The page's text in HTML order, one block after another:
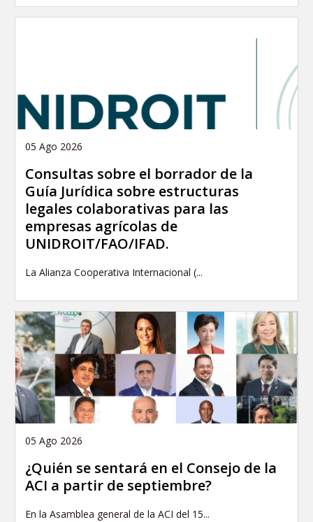
05 Ago 2026
Consultas sobre el borrador de la
Guía Jurídica sobre estructuras
legales colaborativas para las
empresas agrícolas de
UNIDROIT/FAO/IFAD.
La Alianza Cooperativa Internacional (...
05 Ago 2026
¿Quién se sentará en el Consejo de la
ACI a partir de septiembre?
En la Asamblea general de la ACI del 15...